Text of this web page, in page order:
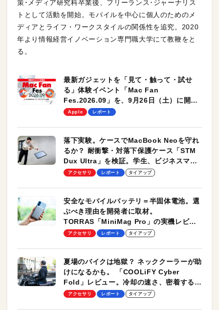
策･メディア研究科卒業後、フリーランス･ジャーナリス
トとして活動を開始。モバイルを中心に個人のためのメ
ディアとライフ・ワークスタイルの関係性を追究。2020
年より情報経営イノベーション専門職大学にて教鞭をと
る。
最新ガジェットを「見て・触って・試せ
る」体験イベント「Mac Fan
Fes.2026.09」を、9月26日（土）に開催
します！
Apple レポート
落下実験。ケースでMacBook Neoを守れ
るか？ 耐衝撃・対落下保護ケース「STM
Dux Ultra」を検証。学生、ビジネスマン
のモバイルユースに最適！
アクセサリ レポート タイアップ
安全なモバイルバッテリ＝半固体電池。選
ぶべき理由を開発者に取材。
TORRAS「MiniMag Pro」の実機レビュ
ーも
アクセサリ レポート タイアップ
夏場のバイクは地獄？ ネッククーラーが助
けになるかも。 「COOLiFY Cyber
Fold」レビュー。冷却の速さ、密着する冷
却プレート、シンプルな操作性がグッド！
アクセサリ レポート タイアップ